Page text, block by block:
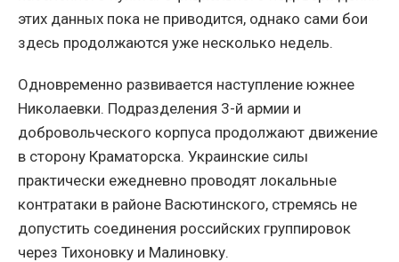
этих данных пока не приводится, однако сами бои
здесь продолжаются уже несколько недель.
Одновременно развивается наступление южнее
Николаевки. Подразделения 3-й армии и
добровольческого корпуса продолжают движение
в сторону Краматорска. Украинские силы
практически ежедневно проводят локальные
контратаки в районе Васютинского, стремясь не
допустить соединения российских группировок
через Тихоновку и Малиновку.